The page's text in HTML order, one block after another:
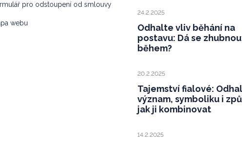
pro odstoupení od smlouvy
webu
24.2.2025
Odhalte vliv běhání na
postavu: Dá se
během?
20.2.2025
Tajemství fialové:
význam, symboliku i
jak ji kombinovat
14.2.2025